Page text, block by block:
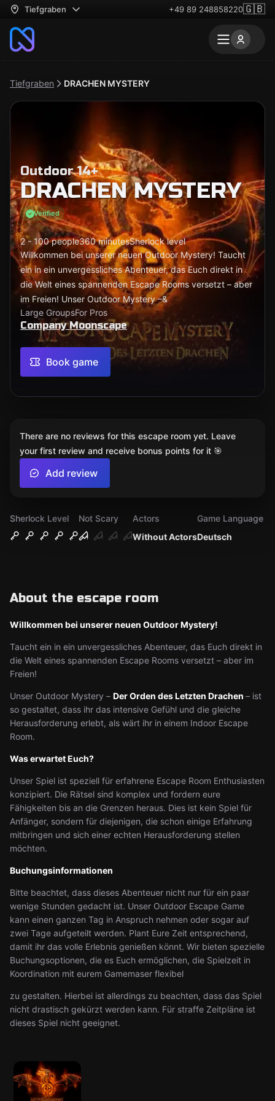
Tiefgraben +49 89 248858220🇬🇧
Tiefgraben DRACHEN MYSTERY
Outdoor 14+
DRACHEN MYSTERY
Verified
2 - 100 people360 minutesSherlock level
Willkommen bei unserer neuen Outdoor Mystery! Taucht
ein in ein unvergessliches Abenteuer, das Euch direkt in
die Welt eines spannenden Escape Rooms versetzt – aber
im Freien! Unser Outdoor Mystery –&
Large GroupsFor Pros
Company Moonscape
Book game
Sherlock Level
Not Scary
Without Actors
Actors
Deutsch
Game Language
About the escape room
Willkommen bei unserer neuen Outdoor Mystery!
Taucht ein in ein unvergessliches Abenteuer, das Euch direkt in
die Welt eines spannenden Escape Rooms versetzt – aber im
Freien!
Unser Outdoor Mystery – Der Orden des Letzten Drachen – ist
so gestaltet, dass ihr das intensive Gefühl und die gleiche
Herausforderung erlebt, als wärt ihr in einem Indoor Escape
Room.
Was erwartet Euch?
Unser Spiel ist speziell für erfahrene Escape Room Enthusiasten
konzipiert. Die Rätsel sind komplex und fordern eure
Fähigkeiten bis an die Grenzen heraus. Dies ist kein Spiel für
Anfänger, sondern für diejenigen, die schon einige Erfahrung
mitbringen und sich einer echten Herausforderung stellen
möchten.
Buchungsinformationen
Bitte beachtet, dass dieses Abenteuer nicht nur für ein paar
wenige Stunden gedacht ist. Unser Outdoor Escape Game
kann einen ganzen Tag in Anspruch nehmen oder sogar auf
zwei Tage aufgeteilt werden. Plant Eure Zeit entsprechend,
damit ihr das volle Erlebnis genießen könnt. Wir bieten spezielle
Buchungsoptionen, die es Euch ermöglichen, die Spielzeit in
Koordination mit eurem Gamemaser flexibel
zu gestalten. Hierbei ist allerdings zu beachten, dass das Spiel
nicht drastisch gekürzt werden kann. Für straffe Zeitpläne ist
dieses Spiel nicht geeignet.
There are no reviews for this escape room yet. Leave
your first review and receive bonus points for it 🎯
Add review